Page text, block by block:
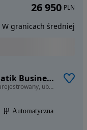
Peugeot 508 HDi FAP 165 Automatik Business-Line
1997 cm3 • 163 KM • 163KM, automat, hak, zarejestrowany, ubezpieczony
Automatyczna
26 950 PLN
W granicach średniej